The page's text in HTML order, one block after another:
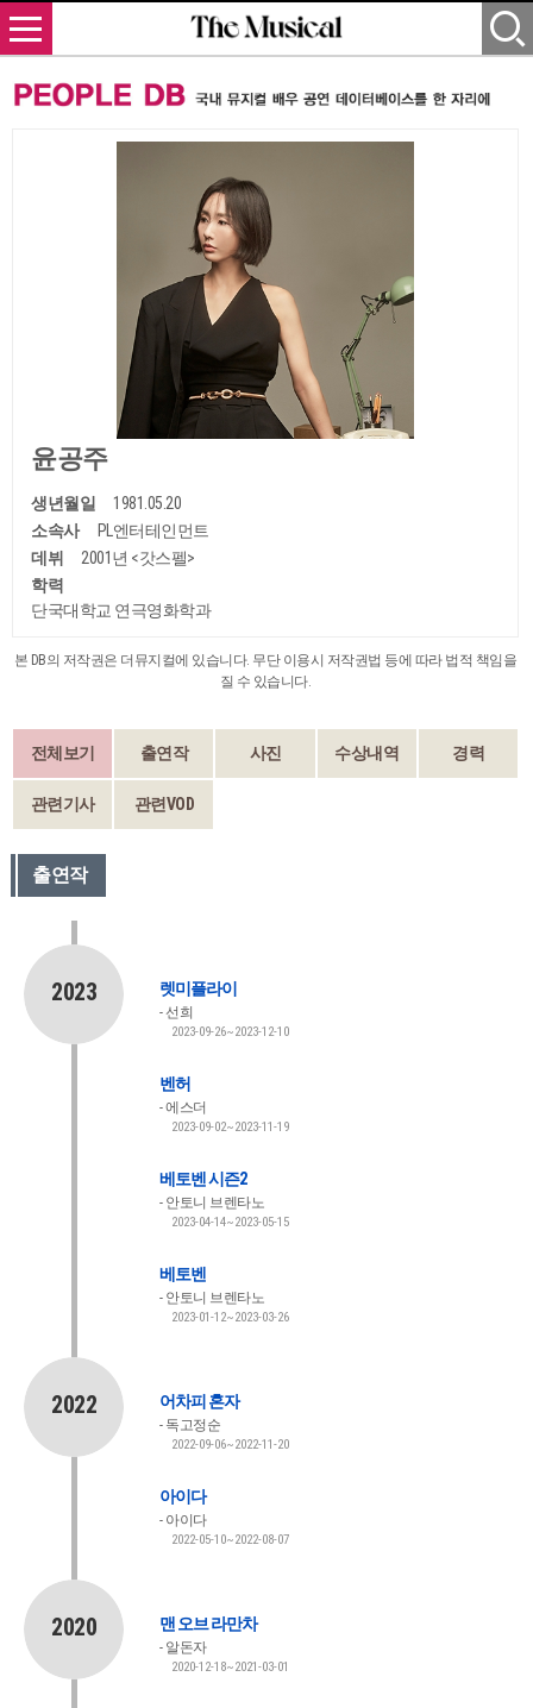
윤공주
생년월일
1981.05.20
소속사
PL엔터테인먼트
데뷔
2001년 <갓스펠>
학력
단국대학교 연극영화학과
본 DB의 저작권은 더뮤지컬에 있습니다. 무단 이용시 저작권법 등에 따라 법적 책임을
질 수 있습니다.
전체보기 출연작 사진 수상내역 경력
관련기사 관련VOD
출연작
2023 렛미플라이
선희
2023-09-26~2023-12-10
벤허
에스더
2023-09-02~2023-11-19
베토벤 시즌2
안토니 브렌타노
2023-04-14~2023-05-15
베토벤
안토니 브렌타노
2023-01-12~2023-03-26
2022 어차피 혼자
독고정순
2022-09-06~2022-11-20
아이다
아이다
2022-05-10~2022-08-07
2020 맨 오브 라만차
알돈자
2020-12-18~2021-03-01